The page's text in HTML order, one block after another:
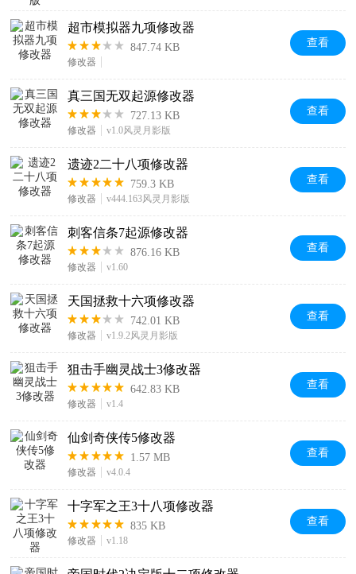
超市模拟器九项修改器
847.74 KB
修改器
查看
真三国无双起源修改器
727.13 KB
修改器 v1.0风灵月影版
查看
遗迹2二十八项修改器
759.3 KB
修改器 v444.163风灵月影版
查看
刺客信条7起源修改器
876.16 KB
修改器 v1.60
查看
天国拯救十六项修改器
742.01 KB
修改器 v1.9.2风灵月影版
查看
狙击手幽灵战士3修改器
642.83 KB
修改器 v1.4
查看
仙剑奇侠传5修改器
1.57 MB
修改器 v4.0.4
查看
十字军之王3十八项修改器
835 KB
修改器 v1.18
查看